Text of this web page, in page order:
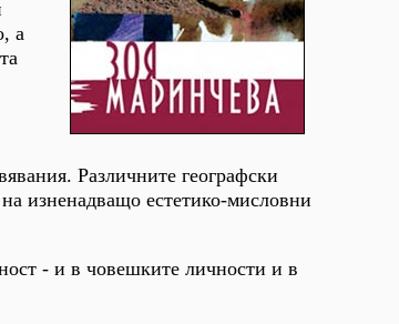
а
Различните географски
изненадващо естетико-мисловни
- и в човешките личности и в